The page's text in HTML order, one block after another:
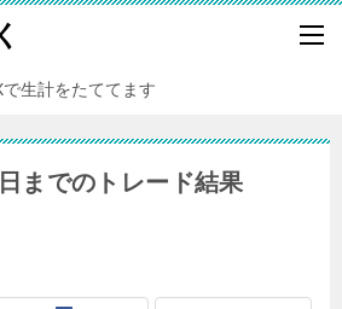
生計をたててます
までのトレード結果